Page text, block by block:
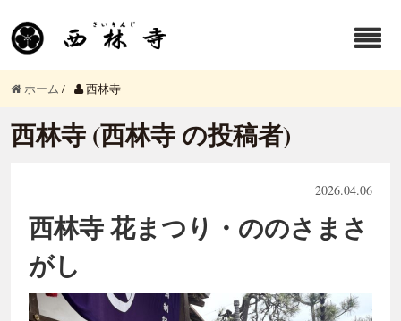
ホーム / 西林寺
西林寺 (西林寺 の投稿者)
2026.04.06
西林寺 花まつり・ののさまさ
がし